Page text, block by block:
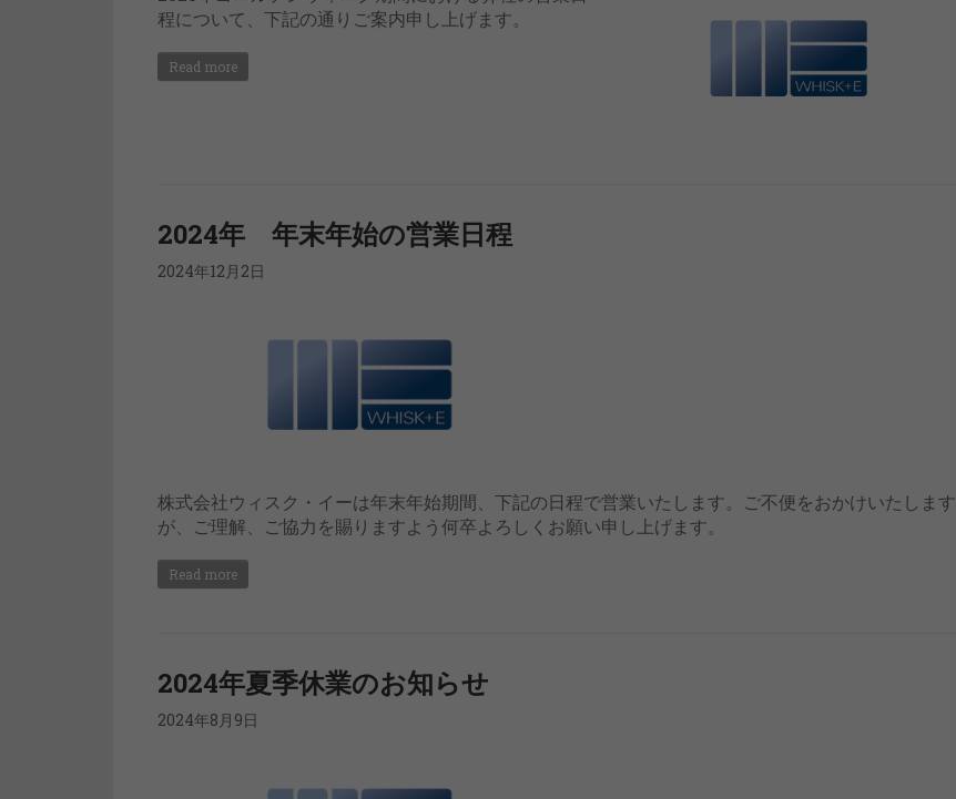
程について、下記の通りご案内申し上げます。
Read more
2024年 年末年始の営業日程
2024年12月2日
株式会社ウィスク・イーは年末年始期間、下記の日程で営業いたします。ご不便をおかけいたします
が、ご理解、ご協力を賜りますよう何卒よろしくお願い申し上げます。
Read more
2024年夏季休業のお知らせ
2024年8月9日